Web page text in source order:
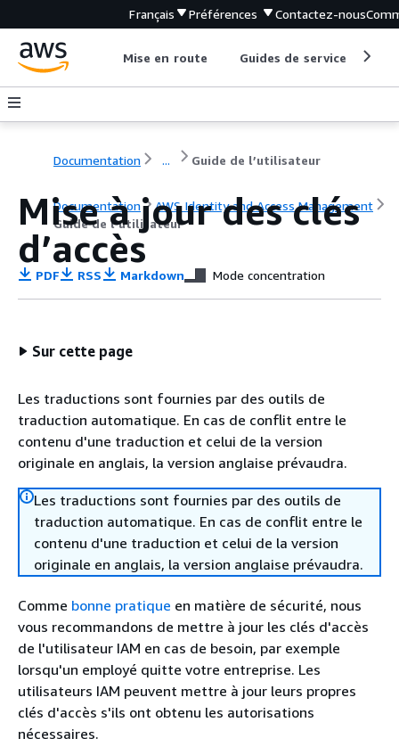
Français Préférences Contactez-nous
Mise en route Guides de service
Documentation ... Guide de l’utilisateur
Documentation
AWS Identity and Access Management
Guide de l’utilisateur
Mise à jour des clés
d’accès
PDF RSS Markdown Mode concentration
Sur cette page
Les traductions sont fournies par des outils de
traduction automatique. En cas de conflit entre le
contenu d'une traduction et celui de la version
originale en anglais, la version anglaise prévaudra.
Les traductions sont fournies par des outils de
traduction automatique. En cas de conflit entre le
contenu d'une traduction et celui de la version
originale en anglais, la version anglaise prévaudra.
Comme bonne pratique en matière de sécurité, nous
vous recommandons de mettre à jour les clés d'accès
de l'utilisateur IAM en cas de besoin, par exemple
lorsqu'un employé quitte votre entreprise. Les
utilisateurs IAM peuvent mettre à jour leurs propres
clés d'accès s'ils ont obtenu les autorisations
nécessaires.